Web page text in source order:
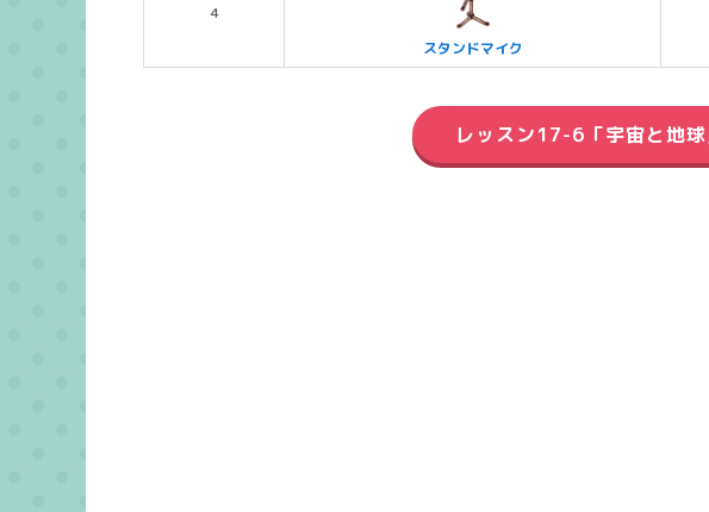
4
スタンドマイク
レッスン17-6「宇宙と地球